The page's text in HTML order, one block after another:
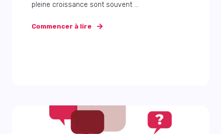
pleine croissance sont souvent ...
Commencer à lire